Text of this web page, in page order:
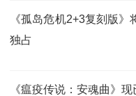
《孤岛危机2+3复刻版
独占
《瘟疫传说：安魂曲》